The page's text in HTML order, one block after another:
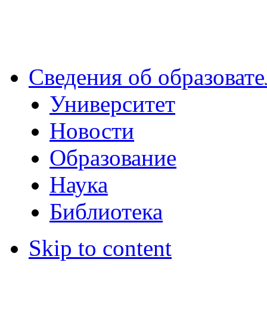
Сведения об
Университет
Новости
Образование
Наука
Библиотека
Skip to content